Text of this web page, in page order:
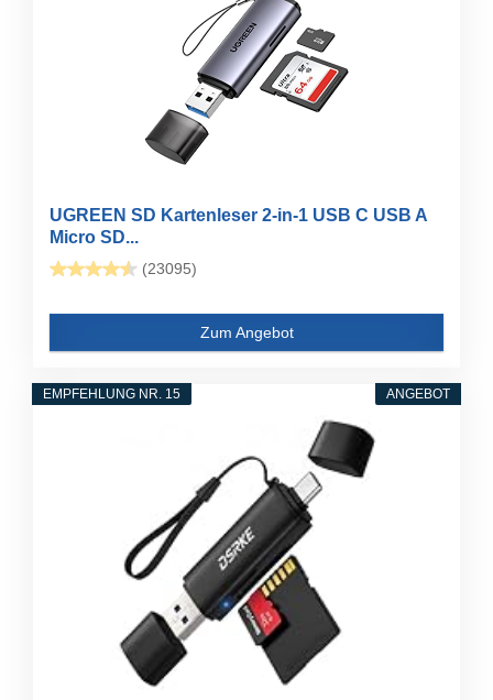
UGREEN SD Kartenleser 2-in-1 USB C USB A
Micro SD...
(23095)
Zum Angebot
ANGEBOT
EMPFEHLUNG NR. 15